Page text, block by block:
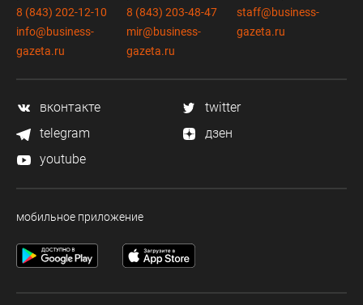
8 (843) 202-12-10
info@business-
gazeta.ru
8 (843) 203-48-47
mir@business-
gazeta.ru
staff@business-
gazeta.ru
вконтакте
twitter
telegram
дзен
youtube
мобильное приложение